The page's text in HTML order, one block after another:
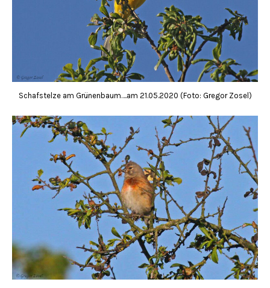
Schafstelze am Grünenbaum….am 21.05.2020 (Foto: Gregor Zosel)